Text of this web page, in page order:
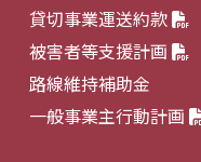
貸切事業運送約款
被害者等支援計画
路線維持補助金
一般事業主行動計画